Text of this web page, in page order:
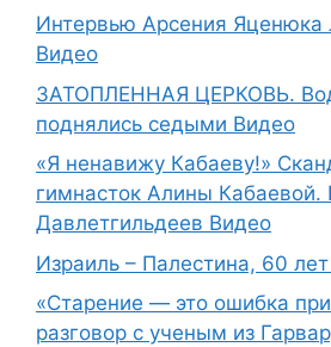
Интервью Арсения
Видео
ЗАТОПЛЕННАЯ ЦЕРКОВЬ.
поднялись седыми Видео
«Я ненавижу Кабаеву!»
гимнасток Алины Кабаевой.
Давлетгильдеев Видео
Израиль – Палестина, 60
«Старение — это ошибка
разговор с ученым из